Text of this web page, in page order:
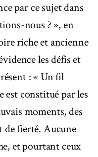
par ce sujet dans
nous ? », en
riche et ancienne
les défis et
: « Un fil
constitué par les
moments, des
de fierté. Aucune
et pourtant ceux